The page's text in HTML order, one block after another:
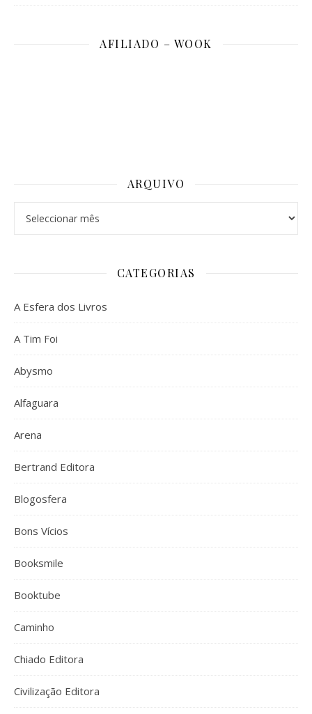
AFILIADO – WOOK
ARQUIVO
CATEGORIAS
A Esfera dos Livros
A Tim Foi
Abysmo
Alfaguara
Arena
Bertrand Editora
Blogosfera
Bons Vícios
Booksmile
Booktube
Caminho
Chiado Editora
Civilização Editora